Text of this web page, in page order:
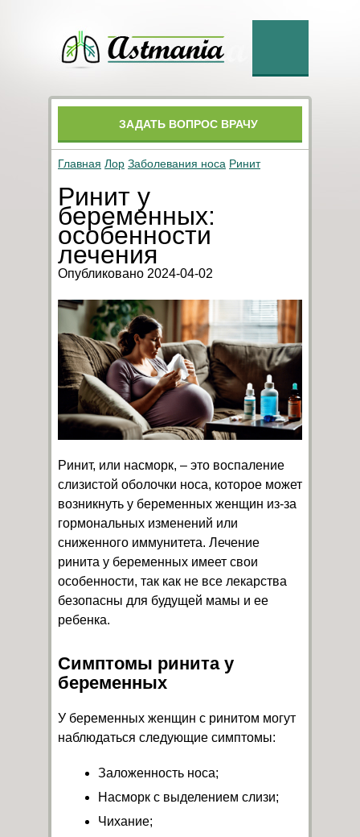
ЗАДАТЬ ВОПРОС ВРАЧУ
Главная Лор Заболевания носа Ринит
Ринит у
беременных:
особенности
лечения
Опубликовано 2024-04-02
Ринит, или насморк, – это воспаление
слизистой оболочки носа, которое может
возникнуть у беременных женщин из-за
гормональных изменений или
сниженного иммунитета. Лечение
ринита у беременных имеет свои
особенности, так как не все лекарства
безопасны для будущей мамы и ее
ребенка.
Симптомы ринита у
беременных
У беременных женщин с ринитом могут
наблюдаться следующие симптомы:
Заложенность носа;
Насморк с выделением слизи;
Чихание;